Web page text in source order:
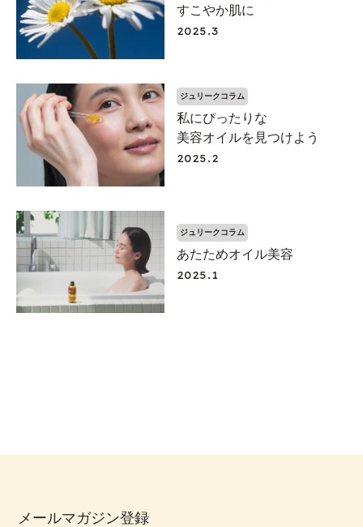
すこやか肌に
2025.3
ジュリークコラム
私にぴったりな
美容オイルを 見つけよう
2025.2
ジュリークコラム
あたためオイル美容
2025.1
メールマガジン登録